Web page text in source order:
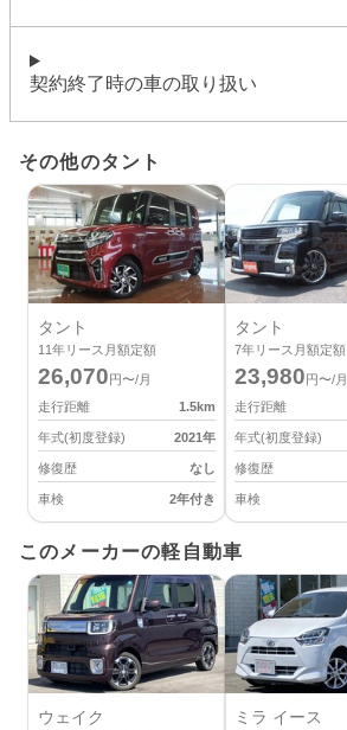
契約終了時の車の取り扱い
その他のタント
タント
11年リース月額定額
26,070円〜/月
走行距離
1.5km
年式(初度登録) 2021年
修復歴 なし
車検 2年付き
タント
7年リース月額定額
23,980円〜/月
走行距離
年式(初度登録)
修復歴
車検
このメーカーの軽自動車
ウェイク ミラ イース